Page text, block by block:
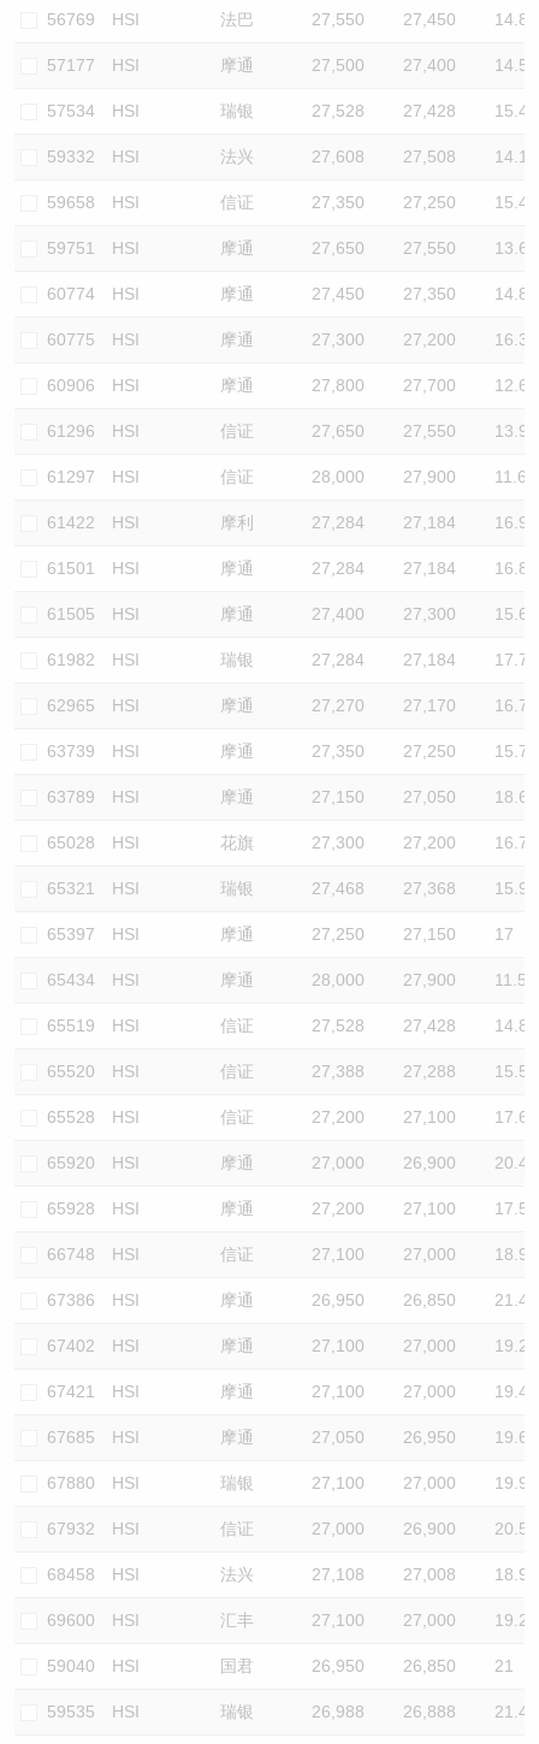
56769 HSI 法巴 27,550 27,450 14.8
57177 HSI 摩通 27,500 27,400 14.5
57534 HSI 瑞银 27,528 27,428 15.4
59332 HSI 法兴 27,608 27,508 14.1
59658 HSI 信证 27,350 27,250 15.4
59751 HSI 摩通 27,650 27,550 13.6
60774 HSI 摩通 27,450 27,350 14.8
60775 HSI 摩通 27,300 27,200 16.3
60906 HSI 摩通 27,800 27,700 12.6
61296 HSI 信证 27,650 27,550 13.9
61297 HSI 信证 28,000 27,900 11.6
61422 HSI 摩利 27,284 27,184 16.9
61501 HSI 摩通 27,284 27,184 16.8
61505 HSI 摩通 27,400 27,300 15.6
61982 HSI 瑞银 27,284 27,184 17.7
62965 HSI 摩通 27,270 27,170 16.7
63739 HSI 摩通 27,350 27,250 15.7
63789 HSI 摩通 27,150 27,050 18.6
65028 HSI 花旗 27,300 27,200 16.7
65321 HSI 瑞银 27,468 27,368 15.9
65397 HSI 摩通 27,250 27,150 17
65434 HSI 摩通 28,000 27,900 11.5
65519 HSI 信证 27,528 27,428 14.8
65520 HSI 信证 27,388 27,288 15.5
65528 HSI 信证 27,200 27,100 17.6
65920 HSI 摩通 27,000 26,900 20.4
65928 HSI 摩通 27,200 27,100 17.5
66748 HSI 信证 27,100 27,000 18.9
67386 HSI 摩通 26,950 26,850 21.4
67402 HSI 摩通 27,100 27,000 19.2
67421 HSI 摩通 27,100 27,000 19.4
67685 HSI 摩通 27,050 26,950 19.6
67880 HSI 瑞银 27,100 27,000 19.9
67932 HSI 信证 27,000 26,900 20.5
68458 HSI 法兴 27,108 27,008 18.9
69600 HSI 汇丰 27,100 27,000 19.2
59040 HSI 国君 26,950 26,850 21
59535 HSI 瑞银 26,988 26,888 21.4